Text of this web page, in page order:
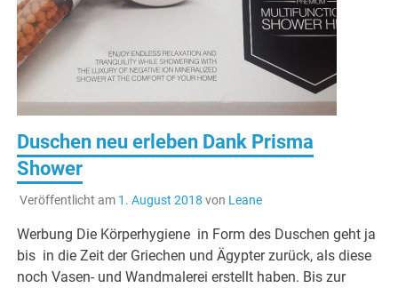
Duschen neu erleben Dank Prisma
Shower
Veröffentlicht am 1. August 2018 von Leane
Werbung Die Körperhygiene in Form des Duschen geht ja
bis in die Zeit der Griechen und Ägypter zurück, als diese
noch Vasen- und Wandmalerei erstellt haben. Bis zur